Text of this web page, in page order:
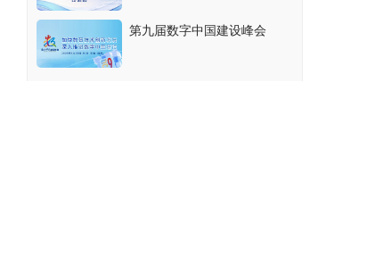
第九届数字中国建设峰会